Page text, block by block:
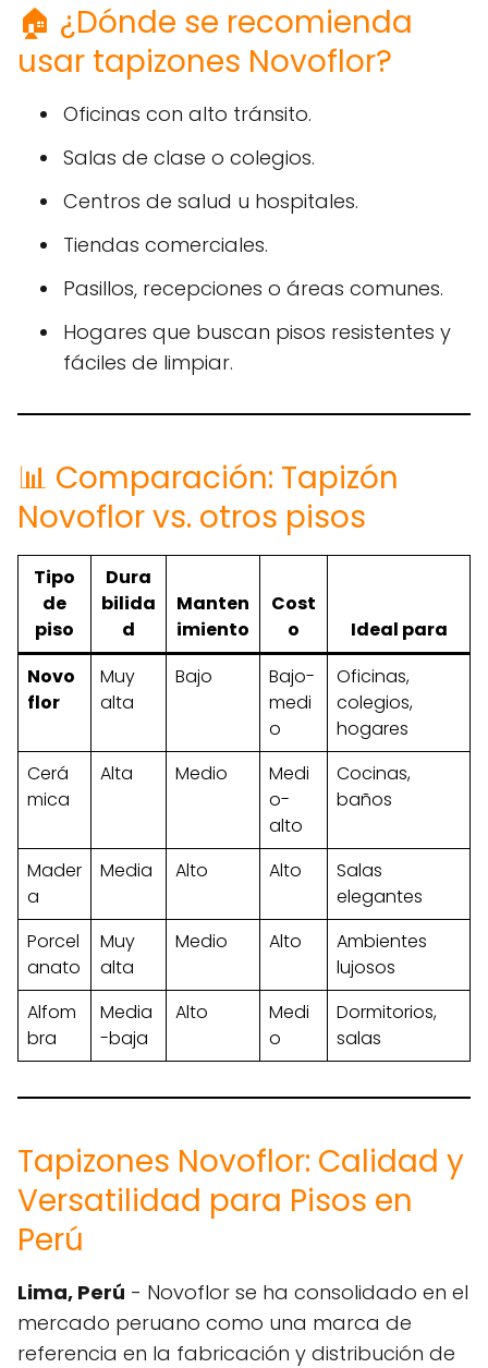
🏠 ¿Dónde se recomienda
usar tapizones Novoflor?
Oficinas con alto tránsito.
Salas de clase o colegios.
Centros de salud u hospitales.
Tiendas comerciales.
Pasillos, recepciones o áreas comunes.
Hogares que buscan pisos resistentes y
fáciles de limpiar.
📊 Comparación: Tapizón
Novoflor vs. otros pisos
Tipo
de
piso
Dura
bilida
d
Manten
imiento
Cost
o
Ideal para
Novo
flor
Muy
alta
Bajo
Bajo-
medi
o
Oficinas,
colegios,
hogares
Cerá
mica
Alta Medio
Medi
o-
alto
Cocinas,
baños
Mader
a
Media Alto Alto
Salas
elegantes
Porcel
anato
Muy
alta
Medio Alto
Ambientes
lujosos
Alfom
bra
Media
-baja
Alto
Medi
o
Dormitorios,
salas
Tapizones Novoflor: Calidad y
Versatilidad para Pisos en
Perú
Lima, Perú - Novoflor se ha consolidado en el
mercado peruano como una marca de
referencia en la fabricación y distribución de